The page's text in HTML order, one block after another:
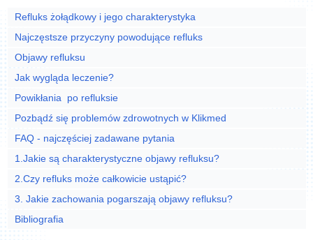
Refluks żołądkowy i jego charakterystyka
Najczęstsze przyczyny powodujące refluks
Objawy refluksu
Jak wygląda leczenie?
Powikłania po refluksie
Pozbądź się problemów zdrowotnych w Klikmed
FAQ - najczęściej zadawane pytania
1.Jakie są charakterystyczne objawy refluksu?
2.Czy refluks może całkowicie ustąpić?
3. Jakie zachowania pogarszają objawy refluksu?
Bibliografia